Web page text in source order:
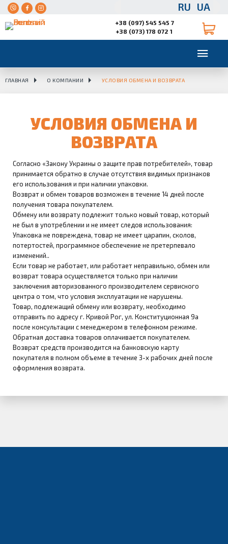
UA
RU
+38 (097) 545 545 7
+38 (073) 178 072 1
ГЛАВНАЯ О КОМПАНИИ УСЛОВИЯ ОБМЕНА И ВОЗВРАТА
УСЛОВИЯ ОБМЕНА И
ВОЗВРАТА
Согласно «Закону Украины о защите прав потребителей», товар
принимается обратно в случае отсутствия видимых признаков
его использования и при наличии упаковки.
Возврат и обмен товаров возможен в течение 14 дней после
получения товара покупателем.
Обмену или возврату подлежит только новый товар, который
не был в употреблении и не имеет следов использования:
Упаковка не повреждена, товар не имеет царапин, сколов,
потертостей, программное обеспечение не претерпевало
изменений..
Если товар не работает, или работает неправильно, обмен или
возврат товара осуществляется только при наличии
заключения авторизованного производителем сервисного
центра о том, что условия эксплуатации не нарушены.
Товар, подлежащий обмену или возврату, необходимо
отправить по адресу г. Кривой Рог, ул. Конституционная 9а
после консультации с менеджером в телефонном режиме.
Обратная доставка товаров оплачивается покупателем.
Возврат средств производится на банковскую карту
покупателя в полном объеме в течение 3-х рабочих дней после
оформления возврата.